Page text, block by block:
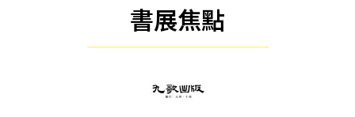
書展焦點